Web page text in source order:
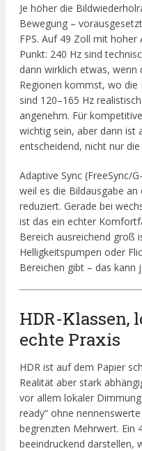
Je höher die
Bewegung –
FPS. Auf 49 Zoll mit
Punkt: 240 Hz sind
dann wirklich etwas, wenn
Regionen kommst, wo die
sind 120–165 Hz
angenehm. Für
wichtig sein, aber dann ist
entscheidend, nicht nur die
Adaptive Sync (FreeSync/
weil es die Bildausgabe
reduziert. Gerade bei
ist das ein echter
Bereich ausreichend groß
Helligkeitspumpen oder
Bereichen gibt – das kann
HDR-Klassen,
echte Praxis
HDR ist auf dem Papier
Realität aber stark
vor allem lokaler
ready“ ohne
begrenzten Mehrwert. Ein
beeindruckend darstellen,